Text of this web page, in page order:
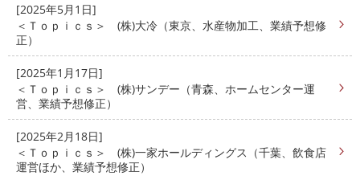
[2025年5月1日]
＜Ｔｏｐｉｃｓ＞ (株)大冷（東京、水産物加工、業績予想修
正）
[2025年1月17日]
＜Ｔｏｐｉｃｓ＞ (株)サンデー（青森、ホームセンター運
営、業績予想修正）
[2025年2月18日]
＜Ｔｏｐｉｃｓ＞ (株)一家ホールディングス（千葉、飲食店
運営ほか、業績予想修正）